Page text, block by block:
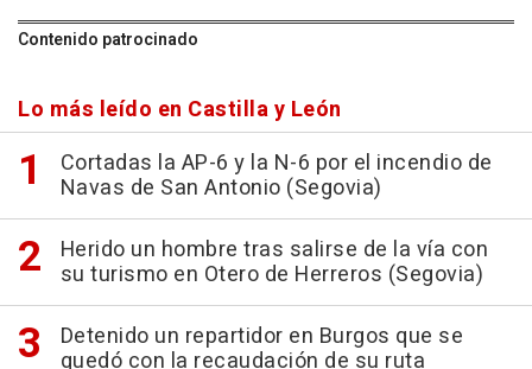
Contenido patrocinado
Lo más leído en Castilla y León
Cortadas la AP-6 y la N-6 por el incendio de
Navas de San Antonio (Segovia)
Herido un hombre tras salirse de la vía con
su turismo en Otero de Herreros (Segovia)
Detenido un repartidor en Burgos que se
quedó con la recaudación de su ruta